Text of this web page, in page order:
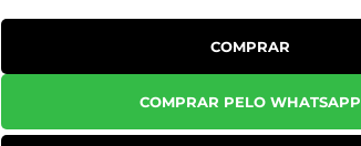
COMPRAR
COMPRAR PELO WHATSAPP